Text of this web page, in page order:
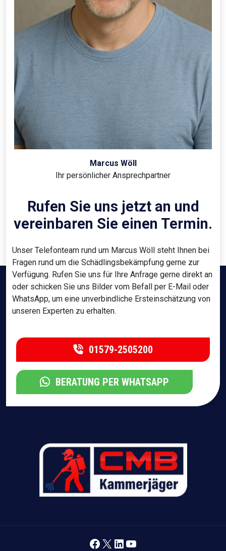
Marcus Wöll
Ihr persönlicher Ansprechpartner
Rufen Sie uns jetzt an und
vereinbaren Sie einen Termin.
Unser Telefonteam rund um Marcus Wöll steht Ihnen bei
Fragen rund um die Schädlingsbekämpfung gerne zur
Verfügung. Rufen Sie uns für Ihre Anfrage gerne direkt an
oder schicken Sie uns Bilder vom Befall per E-Mail oder
WhatsApp, um eine unverbindliche Ersteinschätzung von
unseren Experten zu erhalten.
01579-2505200
BERATUNG PER WHATSAPP
Facebook
X LinkedIn
YouTube